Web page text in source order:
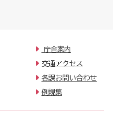
庁舎案内
交通アクセス
各課お問い合わせ
例規集